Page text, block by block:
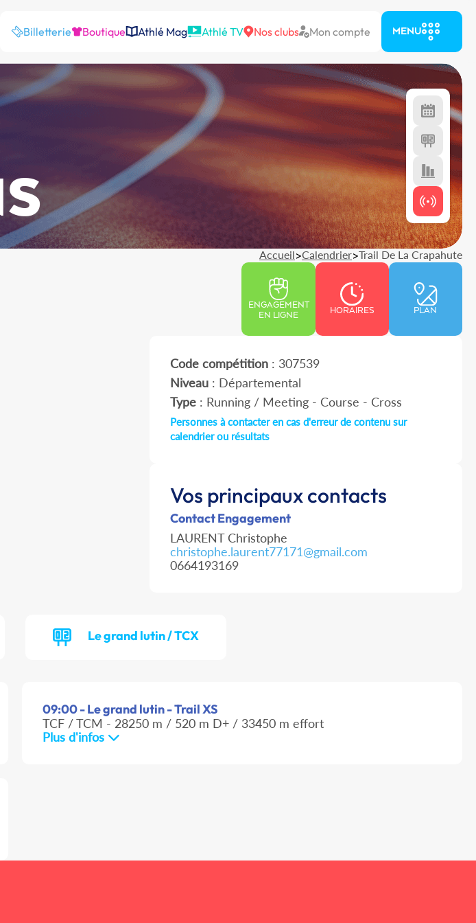
Billetterie Boutique Athlé Mag Athlé TV Nos clubs Mon compte MENU
Accueil>Calendrier>Trail De La Crapahute
ENGAGEMENT
EN LIGNE
HORAIRES PLAN
Code compétition: 307539
Niveau: Départemental
Type: Running / Meeting - Course - Cross
Personnes à contacter en cas d'erreur de contenu sur
calendrier ou résultats
Vos principaux contacts
Contact Engagement
LAURENT Christophe
christophe.laurent77171@gmail.com
0664193169
Le grand lutin / TCX
09:00 - Le grand lutin - Trail XS
TCF / TCM - 28250 m / 520 m D+ / 33450 m effort
Plus d'infos